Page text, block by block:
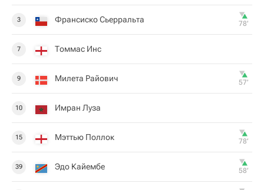
3 Франсиско Сьерральта 78‎’‎
7 Томмас Инс
9 Милета Райович 57‎’‎
10 Имран Луза
15 Мэттью Поллок 78‎’‎
39 Эдо Кайембе 58‎’‎